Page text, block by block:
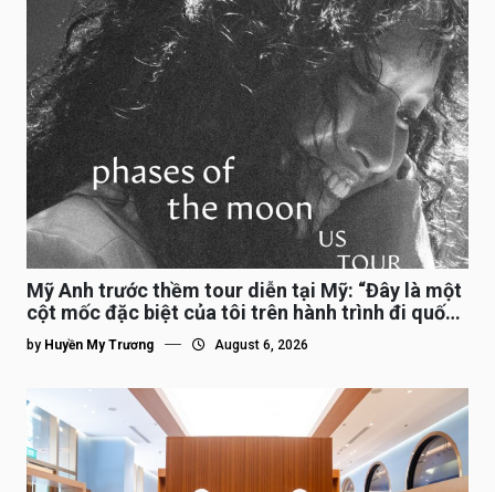
Mỹ Anh trước thềm tour diễn tại Mỹ: “Đây là một
cột mốc đặc biệt của tôi trên hành trình đi quốc
tế”
by Huyền My Trương August 6, 2026